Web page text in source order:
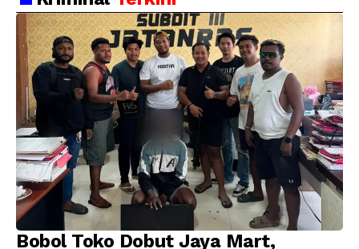
Bobol Toko Dobut Jaya Mart,